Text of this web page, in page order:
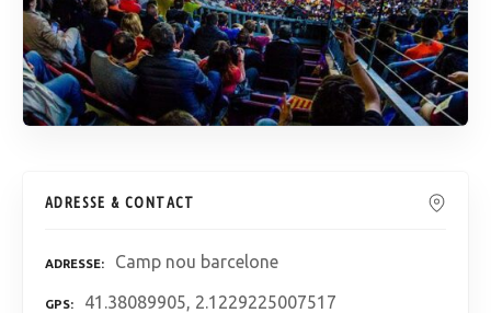
ADRESSE & CONTACT
ADRESSE Camp nou barcelone
GPS 41.38089905, 2.1229225007517